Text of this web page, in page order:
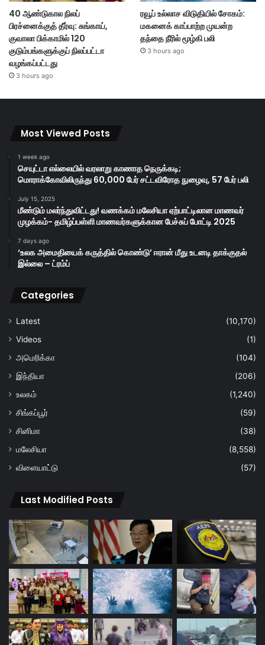
40 ஆண்டுகால நிலப்
பிரச்னைக்குத் தீர்வு: சுங்காய்,
குவாலா பிக்காமில் 120
குடும்பங்களுக்குப் நிலப்பட்டா
வழங்கப்பட்டது
3 hours ago
ரவூப் உல்லாச விடுதியில் சோகம்:
மகனைக் காப்பாற்ற முயன்ற
தந்தை நீரில் மூழ்கி பலி
3 hours ago
Most Viewed Posts
1 week ago
செயுட்டா எல்லையில் வரலாறு காணாத நெருக்கடி;
மொராக்கோவிலிருந்து 60,000 பேர் சட்டவிரோத நுழைவு, 57 பேர் பலி
July 15, 2025
மீண்டும் மலர்ந்துவிட்டது! வணக்கம் மலேசியா ஏற்பாட்டிலான மாணவர்
முழக்கம்- தமிழ்ப்பள்ளி மாணவர்களுக்கான பேச்சுப் போட்டி 2025
7 days ago
‘உலக அமைதியைக் கருத்தில் கொண்டு’ ஈரான் மீது உடனடி தாக்குதல்
இல்லை – ட்ரம்ப்
Categories
Latest
(10,170)
Videos
(1)
அமெரிக்கா
(104)
இந்தியா
(206)
உலகம்
(1,240)
சிங்கப்பூர்
(59)
சினிமா
(38)
மலேசியா
(8,558)
விளையாட்டு
(57)
Last Modified Posts